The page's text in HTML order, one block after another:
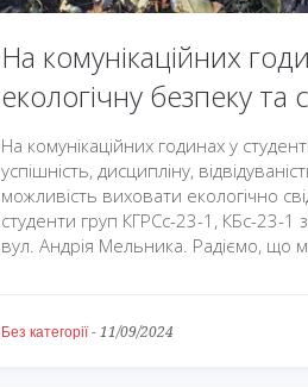
На комунікаційних
екологічну безпеку та
На комунікаційних годинах у
успішність, дисципліну,
можливість виховати екологічно
студенти груп КГРСс-23-1, КБс-23-1
вул. Андрія Мельника. Радіємо, що
Без категорії- 11/09/2024